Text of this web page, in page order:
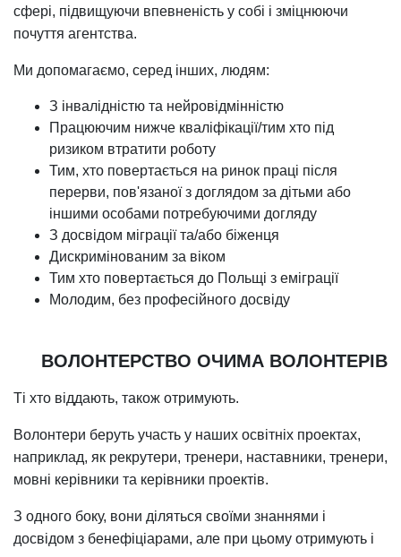
сфері, підвищуючи впевненість у собі і зміцнюючи
почуття агентства.
Ми допомагаємо, серед інших, людям:
З інвалідністю та нейровідмінністю
Працюючим нижче кваліфікації/тим хто під
ризиком втратити роботу
Тим, хто повертається на ринок праці після
перерви, пов'язаної з доглядом за дітьми або
іншими особами потребуючими догляду
З досвідом міграції та/або біженця
Дискримінованим за віком
Тим хто повертається до Польщі з еміграції
Молодим, без професійного досвіду
ВОЛОНТЕРСТВО ОЧИМА ВОЛОНТЕРІВ
Ті хто віддають, також отримують.
Волонтери беруть участь у наших освітніх проектах,
наприклад, як рекрутери, тренери, наставники, тренери,
мовні керівники та керівники проектів.
З одного боку, вони діляться своїми знаннями і
досвідом з бенефіціарами, але при цьому отримують і